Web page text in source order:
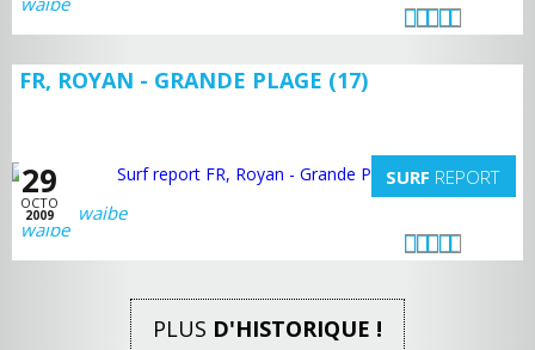
FR, ROYAN - GRANDE PLAGE (17)
29
OCTO
2009
SURF REPORT
waibe
PLUS D'HISTORIQUE !